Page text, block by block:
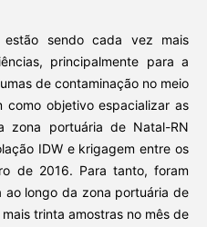
sendo cada vez mais
principalmente para a
de contaminação no meio
como objetivo espacializar as
zona portuária de Natal-RN
IDW e krigagem entre os
de 2016. Para tanto, foram
ao longo da zona portuária de
trinta amostras no mês de